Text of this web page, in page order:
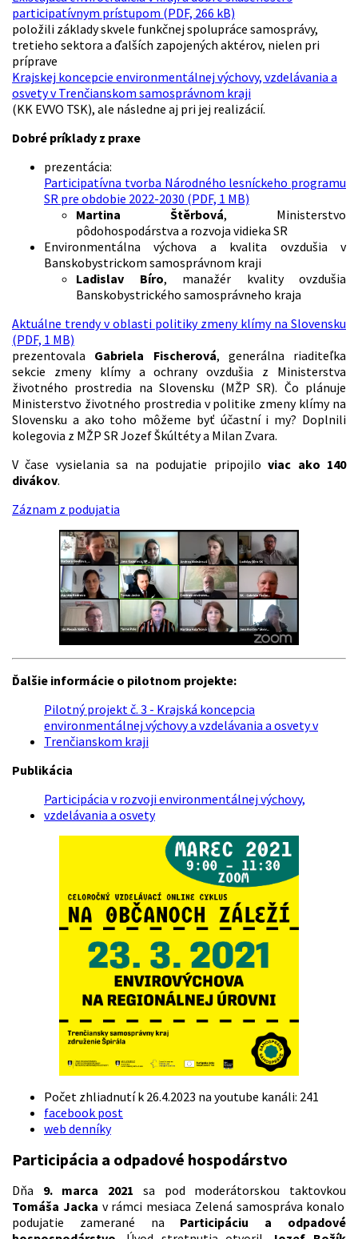
participatívnym prístupom (PDF, 266 kB)
položili základy skvele funkčnej spolupráce samosprávy,
tretieho sektora a ďalších zapojených aktérov, nielen pri
príprave
Krajskej koncepcie environmentálnej výchovy, vzdelávania a
osvety v Trenčianskom samosprávnom kraji
(KK EVVO TSK), ale následne aj pri jej realizácií.
Dobré príklady z praxe
prezentácia:
Participatívna tvorba Národného lesníckeho programu
SR pre obdobie 2022-2030 (PDF, 1 MB)
Martina Štěrbová, Ministerstvo
pôdohospodárstva a rozvoja vidieka SR
Environmentálna výchova a kvalita ovzdušia v
Banskobystrickom samosprávnom kraji
Ladislav Bíro, manažér kvality ovzdušia
Banskobystrického samosprávneho kraja
Aktuálne trendy v oblasti politiky zmeny klímy na Slovensku
(PDF, 1 MB)
prezentovala Gabriela Fischerová, generálna riaditeľka
sekcie zmeny klímy a ochrany ovzdušia z Ministerstva
životného prostredia na Slovensku (MŽP SR). Čo plánuje
Ministerstvo životného prostredia v politike zmeny klímy na
Slovensku a ako toho môžeme byť účastní i my? Doplnili
kolegovia z MŽP SR Jozef Škúltéty a Milan Zvara.
V čase vysielania sa na podujatie pripojiloviac ako 140
divákov.
Záznam z podujatia
Ďalšie informácie o pilotnom projekte:
Pilotný projekt č. 3 - Krajská koncepcia
environmentálnej výchovy a vzdelávania a osvety v
Trenčianskom kraji
Publikácia
Participácia v rozvoji environmentálnej výchovy,
vzdelávania a osvety
Počet zhliadnutí k 26.4.2023 na youtube kanáli: 241
facebook post
web denníky
Participácia a odpadové hospodárstvo
Dňa 9. marca 2021 sa pod moderátorskou taktovkou
Tomáša Jacka v rámci mesiaca Zelená samospráva konalo
podujatie zamerané na Participáciu a odpadové